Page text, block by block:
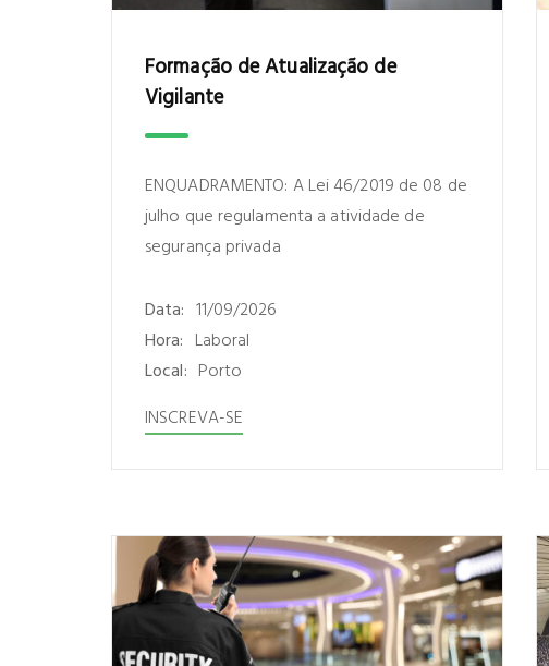
Formação de Atualização de
Vigilante
ENQUADRAMENTO: A Lei 46/2019 de 08 de
julho que regulamenta a atividade de
segurança privada
Data: 11/09/2026
Hora: Laboral
Local: Porto
INSCREVA-SE